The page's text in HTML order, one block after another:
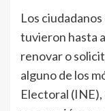
Los
tuvieron hasta
renovar o
alguno de los
Electoral (INE),